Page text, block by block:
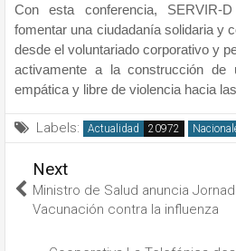
Con esta conferencia, SERVIR-
fomentar una ciudadanía solidaria y
desde el voluntariado corporativo y
activamente a la construcción de
empática y libre de violencia hacia
Labels: Actualidad
Next
Ministro de Salud anuncia
Vacunación contra la influenza